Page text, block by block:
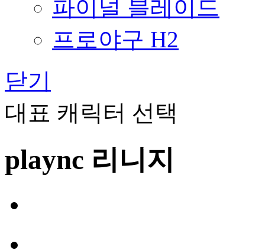
파이널 블레이드
프로야구 H2
닫기
대표 캐릭터 선택
plaync 리니지